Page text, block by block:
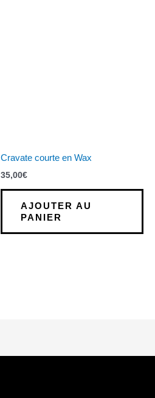
Cravate courte en Wax
35,00€
AJOUTER AU
PANIER